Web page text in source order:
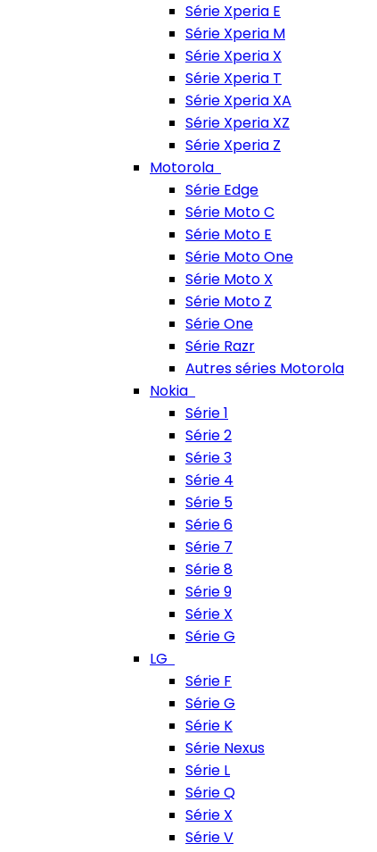
Série Xperia E
Série Xperia M
Série Xperia X
Série Xperia T
Série Xperia XA
Série Xperia XZ
Série Xperia Z
Motorola
Série Edge
Série Moto C
Série Moto E
Série Moto One
Série Moto X
Série Moto Z
Série One
Série Razr
Autres séries Motorola
Nokia
Série 1
Série 2
Série 3
Série 4
Série 5
Série 6
Série 7
Série 8
Série 9
Série X
Série G
LG
Série F
Série G
Série K
Série Nexus
Série L
Série Q
Série X
Série V